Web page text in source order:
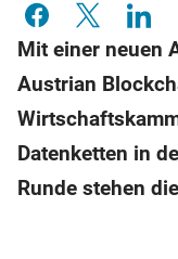
Mit einer neuen
Austrian
Datenketten in
Runde stehen